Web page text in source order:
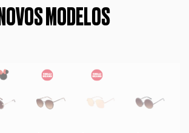
NOVOS MODELOS